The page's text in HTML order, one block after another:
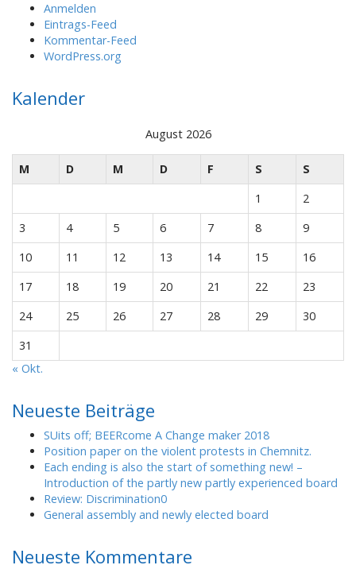
Anmelden
Eintrags-Feed
Kommentar-Feed
WordPress.org
Kalender
August 2026
M D M D F S
S
1
2
3
4 5 6 7 8
9
10
11 12 13 14 15
16
17
18 19 20 21 22
23
24
25 26 27 28 29
30
31
« Okt.
Neueste Beiträge
SUits off; BEERcome A Change maker 2018
Position paper on the violent protests in Chemnitz.
Each ending is also the start of something new! –
Introduction of the partly new partly experienced board
Review: Discrimination0
General assembly and newly elected board
Neueste Kommentare